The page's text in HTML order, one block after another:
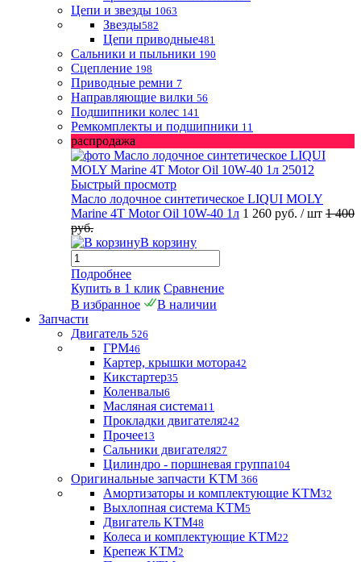
Цепи и звезды 1063
Звезды582
Цепи приводные481
Сальники и пыльники 190
Сцепление 198
Приводные ремни 7
Направляющие вилки 56
Подшипники колес 141
Ремкомплекты и подшипники 11
распродажа
Быстрый просмотр
Масло лодочное синтетическое LIQUI MOLY
Marine 4T Motor Oil 10W-40 1л 1 260 руб. / шт 1 400
руб.
В корзину
Подробнее
Купить в 1 клик Сравнение
В избранное
В наличии
Запчасти
Двигатель 526
ГРМ46
Картер, крышки мотора42
Кикстартер35
Коленвалы6
Масляная система11
Прокладки двигателя242
Прочее13
Сальники двигателя27
Цилиндро - поршневая группа104
Оригинальные запчасти KTM 366
Амортизаторы и комплектующие KTM32
Выхлопная система KTM5
Двигатель KTM48
Колеса и комплектующие KTM22
Крепеж KTM2